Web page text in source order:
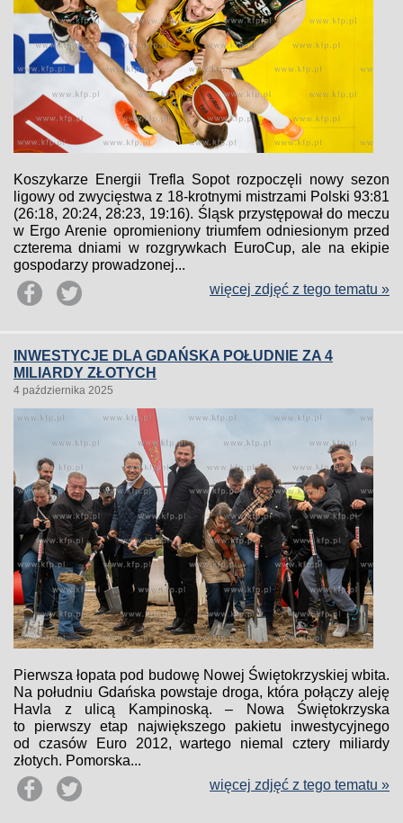
Koszykarze Energii Trefla Sopot rozpoczęli nowy sezon
ligowy od zwycięstwa z 18-krotnymi mistrzami Polski 93:81
(26:18, 20:24, 28:23, 19:16). Śląsk przystępował do meczu
w Ergo Arenie opromieniony triumfem odniesionym przed
czterema dniami w rozgrywkach EuroCup, ale na ekipie
gospodarzy prowadzonej...
więcej zdjęć z tego tematu »
INWESTYCJE DLA GDAŃSKA POŁUDNIE ZA 4
MILIARDY ZŁOTYCH
4 października 2025
Pierwsza łopata pod budowę Nowej Świętokrzyskiej wbita.
Na południu Gdańska powstaje droga, która połączy aleję
Havla z ulicą Kampinoską. – Nowa Świętokrzyska
to pierwszy etap największego pakietu inwestycyjnego
od czasów Euro 2012, wartego niemal cztery miliardy
złotych. Pomorska...
więcej zdjęć z tego tematu »